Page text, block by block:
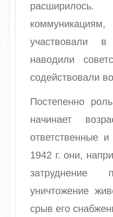
участвовали в
наводили
содействовали
Постепенно
начинает
ответственные
1942 г. они,
затруднение
уничтожение
срыв его